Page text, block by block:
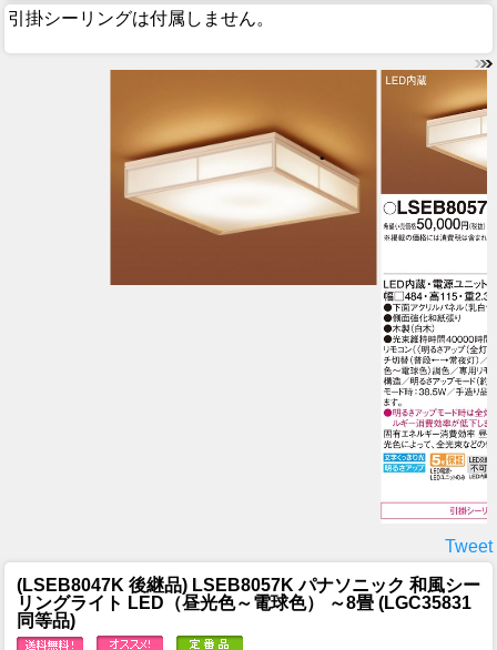
引掛シーリングは付属しません。
Tweet
(LSEB8047K 後継品) LSEB8057K パナソニック 和風シー
リングライト LED（昼光色～電球色） ～8畳 (LGC35831
同等品)